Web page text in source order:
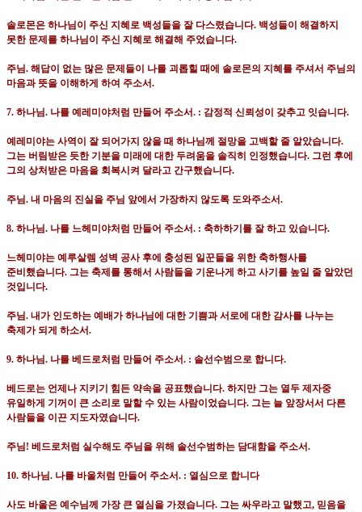
솔로몬은 하나님이 주신 지혜로 백성들을 잘 다스렸습니다. 백성들이 해결하지
못한 문제를 하나님이 주신 지혜로 해결해 주었습니다.
주님. 해답이 없는 많은 문제들이 나를 괴롭힐 때에 솔로몬의 지혜를 주셔서 주님의
마음과 뜻을 이해하게 하여 주소서.
7. 하나님. 나를 예레미야처럼 만들어 주소서. : 감정적 신뢰성이 갖추고 잇습니다.
예레미야는 사역이 잘 되어가지 않을 때 하나님께 절망을 고백할 줄 알았습니다.
그는 버림받은 듯한 기분을 미래에 대한 두려움을 솔직히 인정했습니다. 그런 후에
그의 상처받은 마음을 회복시켜 달라고 간구했습니다.
주님. 내 마음의 진실을 주님 앞에서 가장하지 않도록 도와주소서.
8. 하나님. 나를 느헤미야처럼 만들어 주소서. : 축하하기를 잘 하고 있습니다.
느헤미야는 예루살렘 성벽 공사 후에 충성된 일꾼들을 위한 축하행사를
준비했습니다. 그는 축제를 통해서 사람들을 기운나게 하고 사기를 높일 줄 알았던
것입니다.
주님. 내가 인도하는 예배가 하나님에 대한 기쁨과 서로에 대한 감사를 나누는
축제가 되게 하소서.
9. 하나님. 나를 베드로처럼 만들어 주소서. : 솔선수범으로 합니다.
베드로는 언제나 지키기 힘든 약속을 공표했습니다. 하지만 그는 열두 제자중
유일하게 기꺼이 큰 소리로 말할 수 있는 사람이었습니다. 그는 늘 앞장서서 다른
사람들을 이끈 지도자였습니다.
주님 ! 베드로처럼 실수해도 주님을 위해 솔선수범하는 담대함을 주소서.
10. 하나님. 나를 바울처럼 만들어 주소서. : 열심으로 합니다
사도 바울은 예수님께 가장 큰 열심을 가졌습니다. 그는 싸우라고 말했고, 믿음을